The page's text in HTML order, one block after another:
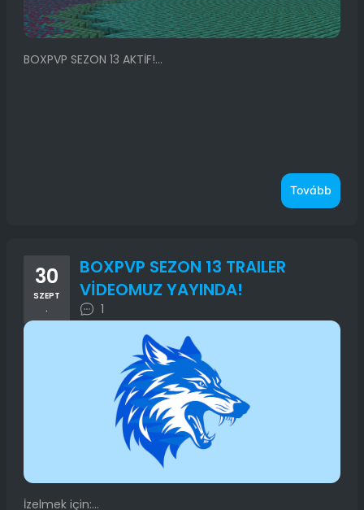
BOXPVP SEZON 13 AKTİF!...
Tovább
30
SZEPT
.
BOXPVP SEZON 13 TRAILER
VİDEOMUZ YAYINDA!
1
İzelmek için:...